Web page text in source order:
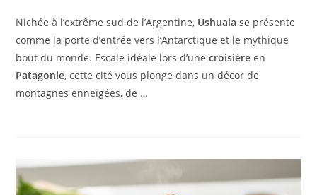
Nichée à l’extrême sud de l’Argentine, Ushuaia se présente
comme la porte d’entrée vers l’Antarctique et le mythique
bout du monde. Escale idéale lors d’unecroisière en
Patagonie, cette cité vous plonge dans un décor de
montagnes enneigées, de …